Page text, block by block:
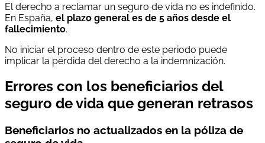
El derecho a reclamar un seguro de vida no es indefinido.
En España, el plazo general es de 5 años desde el
fallecimiento.
No iniciar el proceso dentro de este periodo puede
implicar la pérdida del derecho a la indemnización.
Errores con los beneficiarios del
seguro de vida que generan retrasos
Beneficiarios no actualizados en la póliza de